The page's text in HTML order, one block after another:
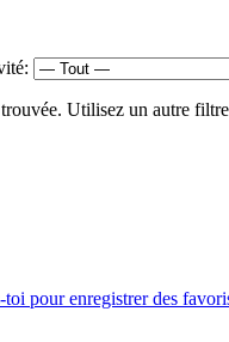
Utilisez un autre
toi pour enregistrer des